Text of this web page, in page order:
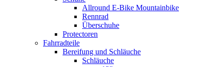
Allround E-Bike Mountainbike
Rennrad
Überschuhe
Protectoren
Fahrradteile
Bereifung und Schläuche
Schläuche